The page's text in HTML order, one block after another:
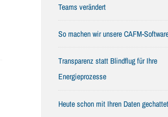
Teams verändert
So machen wir unsere CAFM-
Transparenz statt Blindflug für Ihre
Energieprozesse
Heute schon mit Ihren Daten